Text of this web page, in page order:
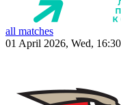
all matches
01 April 2026, Wed, 16:30